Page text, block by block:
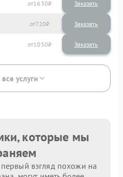
1630
720
1050
все услуги
которые мы
взгляд похожи на